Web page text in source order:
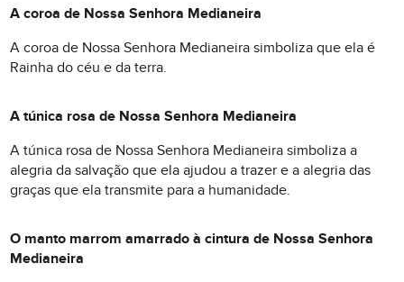
A coroa de Nossa Senhora Medianeira
A coroa de Nossa Senhora Medianeira simboliza que ela é
Rainha do céu e da terra.
A túnica rosa de Nossa Senhora Medianeira
A túnica rosa de Nossa Senhora Medianeira simboliza a
alegria da salvação que ela ajudou a trazer e a alegria das
graças que ela transmite para a humanidade.
O manto marrom amarrado à cintura de Nossa Senhora
Medianeira